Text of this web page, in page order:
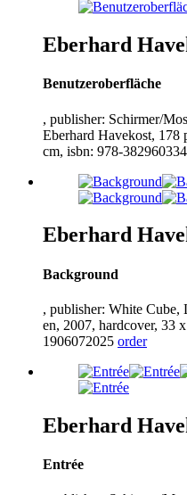
Eberhard
Benutzeroberfläche
, publisher: Schirmer/
Eberhard Havekost, 178
cm, isbn: 978-
Eberhard
Background
, publisher: White Cube,
en, 2007, hardcover, 33 x
1906072025 order
Eberhard
Entrée